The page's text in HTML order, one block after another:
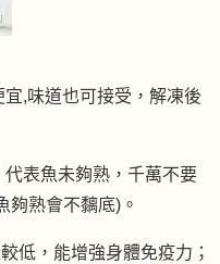
,味道也可接受，解凍後
表魚未夠熟，千萬不要
夠熟會不黐底)。
低，能增強身體免疫力；